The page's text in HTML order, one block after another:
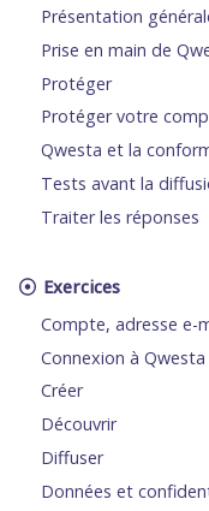
Présentation
Prise en main de
Protéger
Protéger votre
Qwesta et la
Tests avant la
Traiter les réponses
Exercices
Compte, adresse e-
Connexion à
Créer
Découvrir
Diffuser
Données et